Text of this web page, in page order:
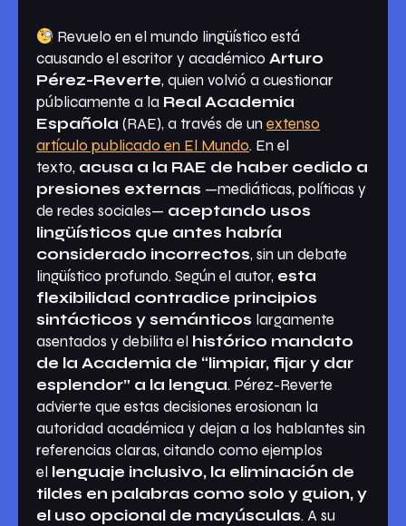
Revuelo en el mundo lingüístico está
causando el escritor y académico Arturo
Pérez-Reverte, quien volvió a cuestionar
públicamente a la Real Academia
Española (RAE), a través de un extenso
artículo publicado en El Mundo. En el
texto, acusa a la RAE de haber cedido a
presiones externas —mediáticas, políticas y
de redes sociales— aceptando usos
lingüísticos que antes habría
considerado incorrectos, sin un debate
lingüístico profundo. Según el autor, esta
flexibilidad contradice principios
sintácticos y semánticos largamente
asentados y debilita el histórico mandato
de la Academia de “limpiar, fijar y dar
esplendor” a la lengua. Pérez-Reverte
advierte que estas decisiones erosionan la
autoridad académica y dejan a los hablantes sin
referencias claras, citando como ejemplos
el lenguaje inclusivo, la eliminación de
tildes en palabras como solo y guion, y
el uso opcional de mayúsculas. A su